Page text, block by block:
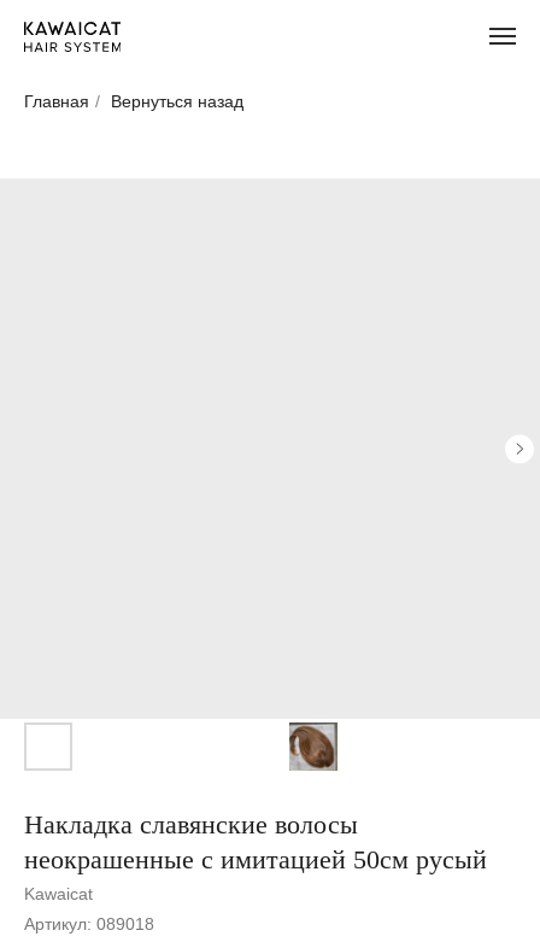
Главная / Вернуться назад
Накладка славянские волосы
неокрашенные с имитацией 50см русый
Kawaicat
Артикул: 089018